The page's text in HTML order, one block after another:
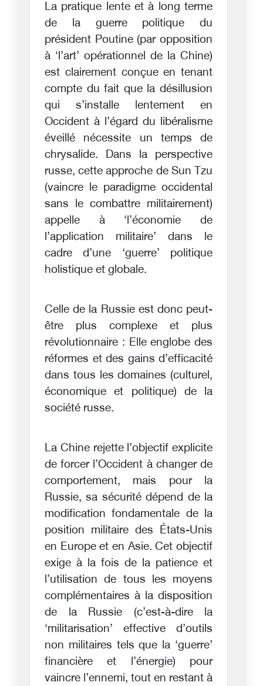
La pratique lente et à long terme
de la guerre politique du
président Poutine (par opposition
à ‘l’art’ opérationnel de la Chine)
est clairement conçue en tenant
compte du fait que la désillusion
qui s’installe lentement en
Occident à l’égard du libéralisme
éveillé nécessite un temps de
chrysalide. Dans la perspective
russe, cette approche de Sun Tzu
(vaincre le paradigme occidental
sans le combattre militairement)
appelle à ‘l’économie de
l’application militaire’ dans le
cadre d’une ‘guerre’ politique
holistique et globale.
Celle de la Russie est donc peut-
être plus complexe et plus
révolutionnaire : Elle englobe des
réformes et des gains d’efficacité
dans tous les domaines (culturel,
économique et politique) de la
société russe.
La Chine rejette l’objectif explicite
de forcer l’Occident à changer de
comportement, mais pour la
Russie, sa sécurité dépend de la
modification fondamentale de la
position militaire des États-Unis
en Europe et en Asie. Cet objectif
exige à la fois de la patience et
l’utilisation de tous les moyens
complémentaires à la disposition
de la Russie (c’est-à-dire la
‘militarisation’ effective d’outils
non militaires tels que la ‘guerre’
financière et l’énergie) pour
vaincre l’ennemi, tout en restant à